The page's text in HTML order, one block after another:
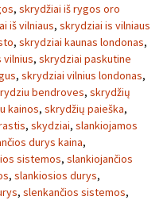
, skrydžiai iš rygos oro
iš vilniaus, skrydziai is vilniaus
, skrydziai kaunas londonas,
vilnius, skrydziai paskutine
, skrydziai vilnius londonas,
bendroves, skrydžių
kainos, skrydžių paieška,
, skydziai, slankiojamos
durys kaina,
sistemos, slankiojančios
, slankiosios durys,
, slenkančios sistemos,